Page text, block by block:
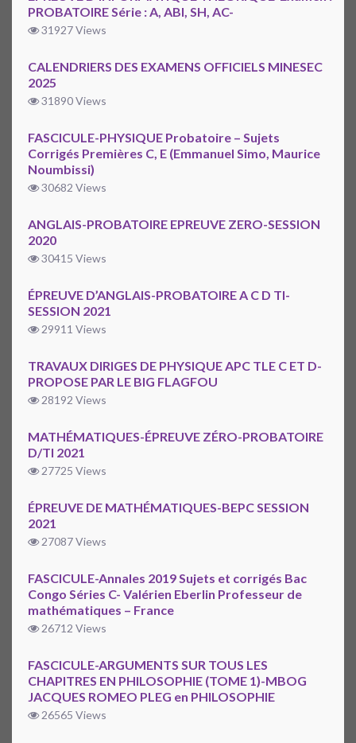
PROBATOIRE Série : A, ABI, SH, AC-
31927 Views
CALENDRIERS DES EXAMENS OFFICIELS MINESEC
2025
31890 Views
FASCICULE-PHYSIQUE Probatoire – Sujets
Corrigés Premières C, E (Emmanuel Simo, Maurice
Noumbissi)
30682 Views
ANGLAIS-PROBATOIRE EPREUVE ZERO-SESSION
2020
30415 Views
ÉPREUVE D’ANGLAIS-PROBATOIRE A C D TI-
SESSION 2021
29911 Views
TRAVAUX DIRIGES DE PHYSIQUE APC TLE C ET D-
PROPOSE PAR LE BIG FLAGFOU
28192 Views
MATHÉMATIQUES-ÉPREUVE ZÉRO-PROBATOIRE
D/TI 2021
27725 Views
ÉPREUVE DE MATHÉMATIQUES-BEPC SESSION
2021
27087 Views
FASCICULE-Annales 2019 Sujets et corrigés Bac
Congo Séries C- Valérien Eberlin Professeur de
mathématiques – France
26712 Views
FASCICULE-ARGUMENTS SUR TOUS LES
CHAPITRES EN PHILOSOPHIE (TOME 1)-MBOG
JACQUES ROMEO PLEG en PHILOSOPHIE
26565 Views